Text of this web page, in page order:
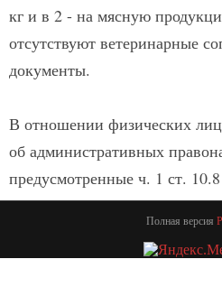
кг и в 2 - на мясную
отсутствуют ветеринарные
документы.
В отношении физических лиц
об административных
предусмотренные ч. 1 ст.
Полная версия